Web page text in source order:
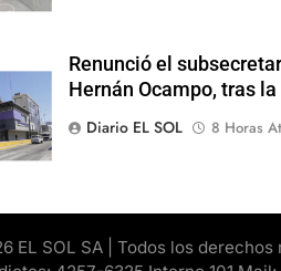
Renunció el
Hernán Ocampo, tras
Diario EL SOL
8 Horas
EL SOL SA | Todos los